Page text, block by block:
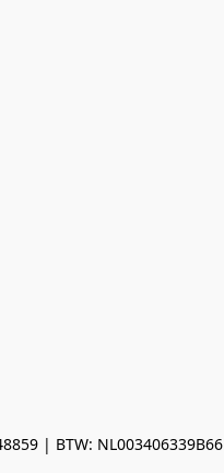
| BTW: NL003406339B66